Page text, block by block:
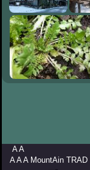
A A
A A A MountAin TRAD